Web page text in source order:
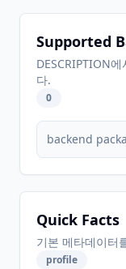
Supported
DESCRIPTION
다.
0
backend
Quick Facts
기본 메타데이터
profile